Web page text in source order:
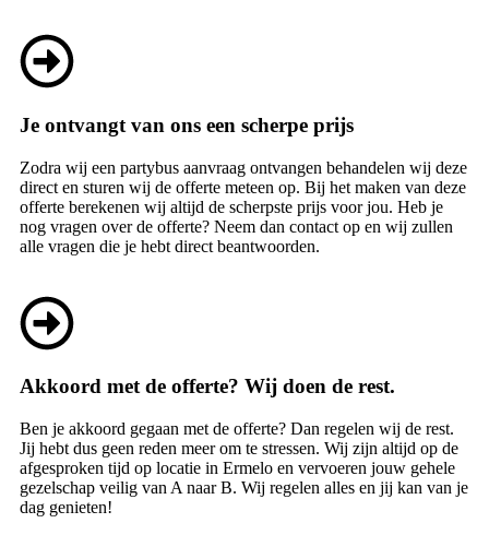
Je ontvangt van ons een scherpe prijs
Zodra wij een partybus aanvraag ontvangen behandelen wij deze
direct en sturen wij de offerte meteen op. Bij het maken van deze
offerte berekenen wij altijd de scherpste prijs voor jou. Heb je
nog vragen over de offerte? Neem dan contact op en wij zullen
alle vragen die je hebt direct beantwoorden.
Akkoord met de offerte? Wij doen de rest.
Ben je akkoord gegaan met de offerte? Dan regelen wij de rest.
Jij hebt dus geen reden meer om te stressen. Wij zijn altijd op de
afgesproken tijd op locatie in Ermelo en vervoeren jouw gehele
gezelschap veilig van A naar B. Wij regelen alles en jij kan van je
dag genieten!